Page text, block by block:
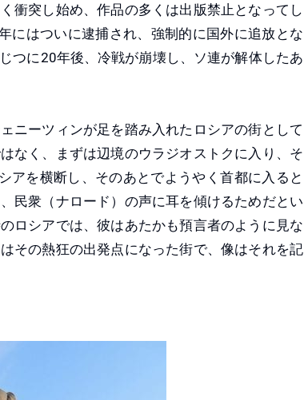
衝突し始め、作品の多くは出版禁止となってし
にはついに逮捕され、強制的に国外に追放とな
つに20年後、冷戦が崩壊し、ソ連が解体したあ
ニーツィンが足を踏み入れたロシアの街として
なく、まずは辺境のウラジオストクに入り、そ
アを横断し、そのあとでようやく首都に入ると
民衆（ナロード）の声に耳を傾けるためだとい
ロシアでは、彼はあたかも預言者のように見な
その熱狂の出発点になった街で、像はそれを記